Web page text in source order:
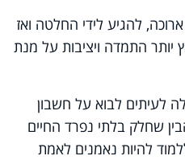
להגיע לידי החלטה ואז
התמדה ויציבות על מנת
לעיתים לבוא על חשבון
שחלק בלתי נפרד החיים
להיות נאמנים לאמת